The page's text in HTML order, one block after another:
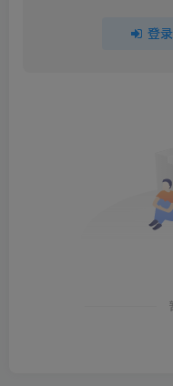
登录